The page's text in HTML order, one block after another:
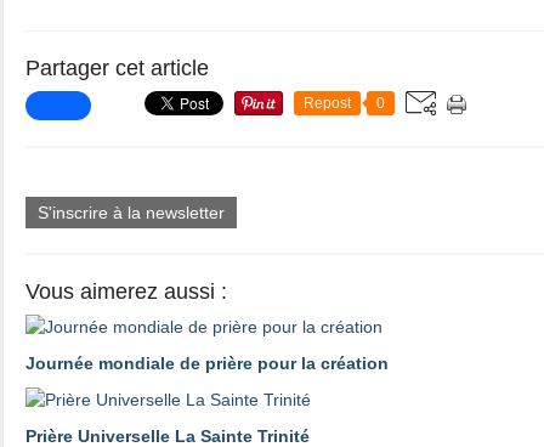
Partager cet article
Repost 0
S'inscrire à la newsletter
Vous aimerez aussi :
Journée mondiale de prière pour la création
Prière Universelle La Sainte Trinité